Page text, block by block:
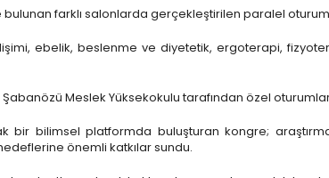
bulunan farklı salonlarda gerçekleştirilen paralel
ebelik, beslenme ve diyetetik, ergoterapi,
Meslek Yüksekokulu tarafından özel
bir bilimsel platformda buluşturan kongre;
önemli katkılar sundu.